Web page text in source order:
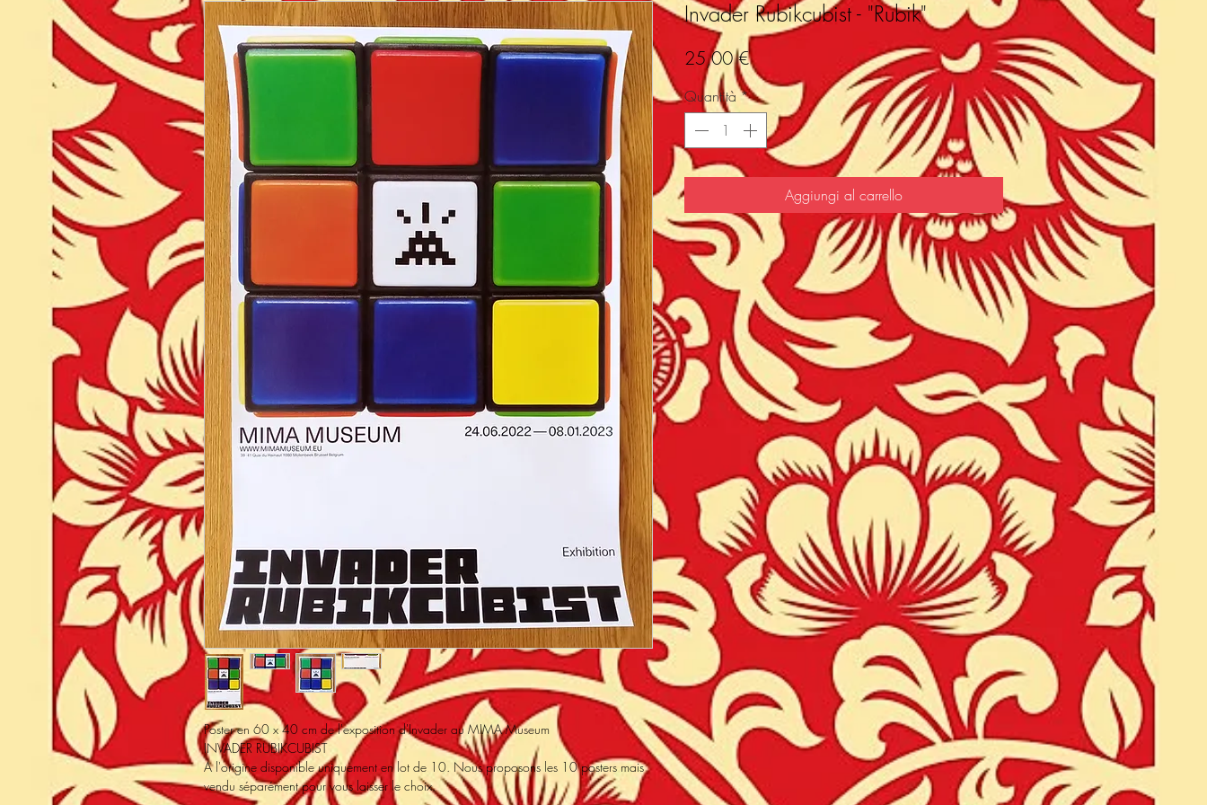
Poster en 60 x 40 cm de l'exposition d'Invader au MIMA Museum
INVADER RUBIKCUBIST
A l'origine disponible uniquement en lot de 10. Nous proposons les 10 posters mais
vendu séparément pour vous laisser le choix.
Invader Rubikcubist - "Rubik"
25,00 €Prezzo
Quantità *
Aggiungi al carrello